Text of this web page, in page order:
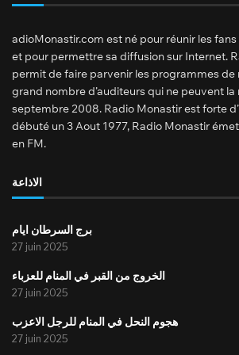
adioMonastir.com est né pour réunir les
et pour permettre sa diffusion sur Internet.
permit de faire parvenir les programmes de
grand nombre d’auditeurs qui ne peuvent
septembre 2008. Radio Monastir est forte
débuté un 3 Aout 1977, Radio Monastir
en FM.
الاذاعة
برج السرطان ايام
27 juin 2025
الخروج من القبر في المنام للعزباء
27 juin 2025
هجوم النحل في المنام للرجل الاعزب
27 juin 2025